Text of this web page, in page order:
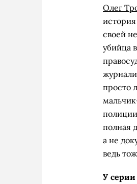
Олег
своей
убийца
просто
полная
а не
ведь
У